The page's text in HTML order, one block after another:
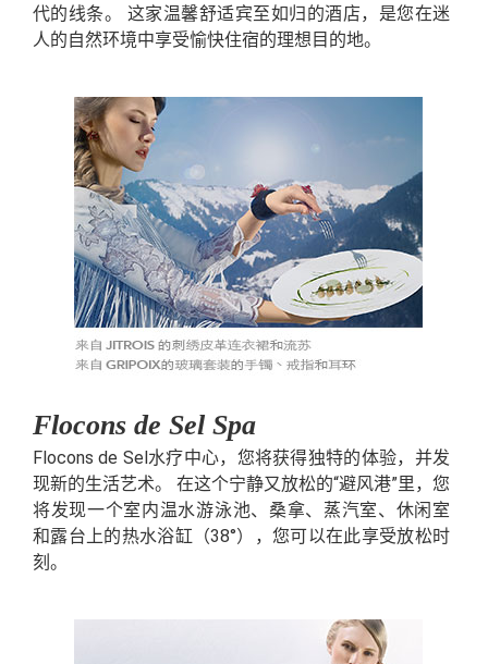
代的线条。 这家温馨舒适宾至如归的酒店，是您在迷
人的自然环境中享受愉快住宿的理想目的地。
Flocons de Sel Spa
Flocons de Sel水疗中心，您将获得独特的体验，并发
现新的生活艺术。 在这个宁静又放松的“避风港”里，您
将发现一个室内温水游泳池、桑拿、蒸汽室、休闲室
和露台上的热水浴缸（38°），您可以在此享受放松时
刻。